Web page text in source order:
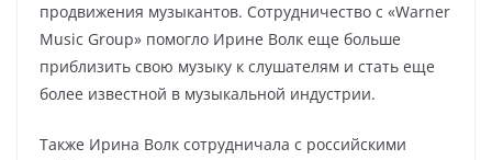
продвижения музыкантов. Сотрудничество с «Warner
Music Group» помогло Ирине Волк еще больше
приблизить свою музыку к слушателям и стать еще
более известной в музыкальной индустрии.
Также Ирина Волк сотрудничала с российскими